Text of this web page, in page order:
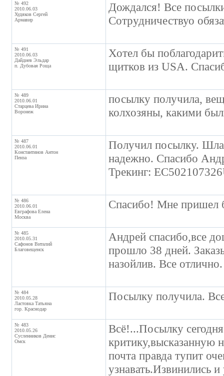
№ 492
2010.06.03
Худяков Сергей
Армавир
Дождался! Все
Сотрудничествуо
№ 491
2010.06.03
Дайдиев Эльдар
п. Дубовая Роща
Хотел бы
щитков из USA.
№ 489
2010.06.01
Старцева Ирина
Воронеж
посылку получила,
колхозяны, какими
№ 487
2010.06.01
Константинов Антон
Пенза
Получил посылку. Шла
надежно. Спасибо
Трекинг:
№ 486
2010.06.01
Евграфова Елена
Москва
Спасибо! Мне пришел
№ 485
2010.05.31
Сафонов Виталий
Благовещенск
Андрей спасибо,все
прошло 38 дней.
назойлив. Все
№ 484
2010.05.28
Ластовка Татьяна
гор. Краснодар
Посылку получила.
№ 483
2010.05.26
Сусленников Денис
Омск
Всё!...Посылку
критику,высказанную
почта правда тупит
узнавать.Извинились